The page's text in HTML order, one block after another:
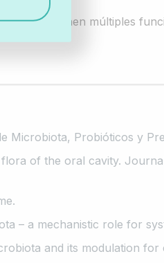
oral tienen múltiples
Microbiota, Probióticos y
of the oral cavity.
– a mechanistic role for
and its modulation for